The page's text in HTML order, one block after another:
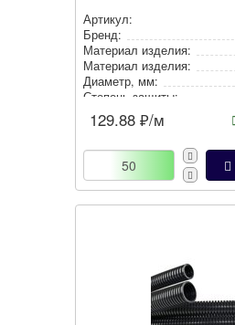
Артикул:
Бренд:
Материал изделия:
Материал изделия:
Диаметр, мм:
Степень защиты:
Наличие протяжки:
Цвет:
129.88 ₽/м